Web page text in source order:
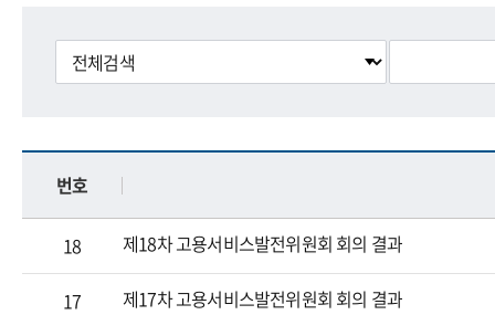
번호
18 제18차 고용서비스발전위원회 회의 결과
17 제17차 고용서비스발전위원회 회의 결과